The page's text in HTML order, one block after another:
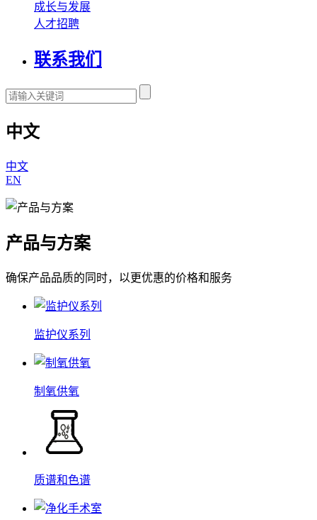
成长与发展
人才招聘
联系我们
中文
中文
EN
产品与方案
确保产品品质的同时，以更优惠的价格和服务
监护仪系列
制氧供氧
质谱和色谱